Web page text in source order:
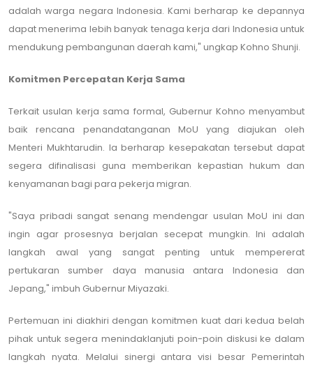
adalah warga negara Indonesia. Kami berharap ke depannya
dapat menerima lebih banyak tenaga kerja dari Indonesia untuk
mendukung pembangunan daerah kami," ungkap Kohno Shunji.
Komitmen Percepatan Kerja Sama
Terkait usulan kerja sama formal, Gubernur Kohno menyambut
baik rencana penandatanganan MoU yang diajukan oleh
Menteri Mukhtarudin. Ia berharap kesepakatan tersebut dapat
segera difinalisasi guna memberikan kepastian hukum dan
kenyamanan bagi para pekerja migran.
"Saya pribadi sangat senang mendengar usulan MoU ini dan
ingin agar prosesnya berjalan secepat mungkin. Ini adalah
langkah awal yang sangat penting untuk mempererat
pertukaran sumber daya manusia antara Indonesia dan
Jepang," imbuh Gubernur Miyazaki.
Pertemuan ini diakhiri dengan komitmen kuat dari kedua belah
pihak untuk segera menindaklanjuti poin-poin diskusi ke dalam
langkah nyata. Melalui sinergi antara visi besar Pemerintah